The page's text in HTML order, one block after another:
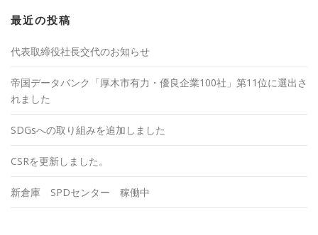
最近の投稿
代表取締役社長交代のお知らせ
帝国データバンク「厚木市有力・優良企業100社」第11位に選出さ
れました
SDGsへの取り組みを追加しました
CSRを更新しました。
新倉庫 SPDセンター 稼働中